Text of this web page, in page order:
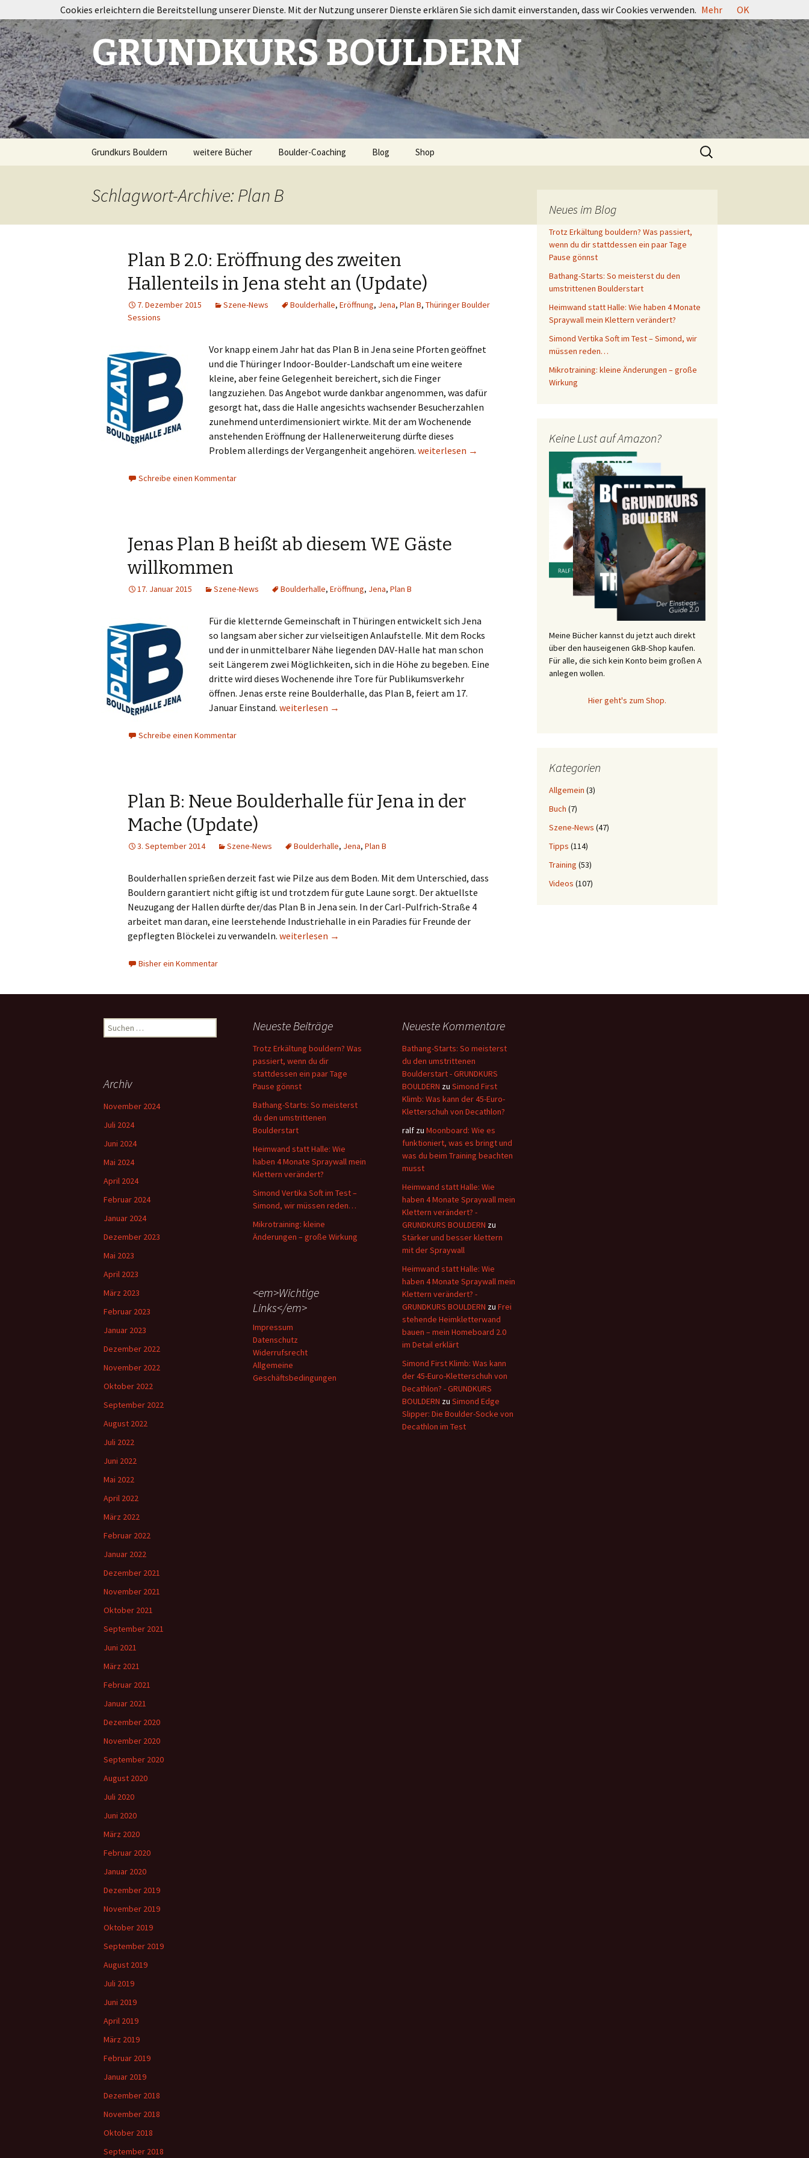
GRUNDKURS BOULDERN
Grundkurs Bouldern weitere Bücher Boulder-Coaching Blog Shop
Suchen
nach:
Schlagwort-Archive: Plan B
Plan B 2.0: Eröffnung des zweiten
Hallenteils in Jena steht an (Update)
7. Dezember 2015 Szene-News Boulderhalle, Eröffnung, Jena, Plan B, Thüringer Boulder
Sessions
Vor knapp einem Jahr hat das Plan B in Jena seine Pforten geöffnet
und die Thüringer Indoor-Boulder-Landschaft um eine weitere
kleine, aber feine Gelegenheit bereichert, sich die Finger
langzuziehen. Das Angebot wurde dankbar angenommen, was dafür
gesorgt hat, dass die Halle angesichts wachsender Besucherzahlen
zunehmend unterdimensioniert wirkte. Mit der am Wochenende
anstehenden Eröffnung der Hallenerweiterung dürfte dieses
Problem allerdings der Vergangenheit angehören. Plan B 2.0: Eröffnung des zweiten Hallenteils in Jena steht an (Update)
weiterlesen →
Schreibe einen Kommentar
Jenas Plan B heißt ab diesem WE Gäste
willkommen
17. Januar 2015 Szene-News Boulderhalle, Eröffnung, Jena, Plan B
Für die kletternde Gemeinschaft in Thüringen entwickelt sich Jena
so langsam aber sicher zur vielseitigen Anlaufstelle. Mit dem Rocks
und der in unmittelbarer Nähe liegenden DAV-Halle hat man schon
seit Längerem zwei Möglichkeiten, sich in die Höhe zu begeben. Eine
dritte wird dieses Wochenende ihre Tore für Publikumsverkehr
öffnen. Jenas erste reine Boulderhalle, das Plan B, feiert am 17.
Januar Einstand. Jenas Plan B heißt ab diesem WE Gäste willkommen
weiterlesen →
Schreibe einen Kommentar
Plan B: Neue Boulderhalle für Jena in der
Mache (Update)
3. September 2014 Szene-News Boulderhalle, Jena, Plan B
Boulderhallen sprießen derzeit fast wie Pilze aus dem Boden. Mit dem Unterschied, dass
Bouldern garantiert nicht giftig ist und trotzdem für gute Laune sorgt. Der aktuellste
Neuzugang der Hallen dürfte der/das Plan B in Jena sein. In der Carl-Pulfrich-Straße 4
arbeitet man daran, eine leerstehende Industriehalle in ein Paradies für Freunde der
gepflegten Blöckelei zu verwandeln. Plan B: Neue Boulderhalle für Jena in der Mache (Update)
weiterlesen →
Bisher ein Kommentar
Neues im Blog
Trotz Erkältung bouldern? Was passiert,
wenn du dir stattdessen ein paar Tage
Pause gönnst
Bathang-Starts: So meisterst du den
umstrittenen Boulderstart
Heimwand statt Halle: Wie haben 4 Monate
Spraywall mein Klettern verändert?
Simond Vertika Soft im Test – Simond, wir
müssen reden…
Mikrotraining: kleine Änderungen – große
Wirkung
Keine Lust auf Amazon?
Meine Bücher kannst du jetzt auch direkt
über den hauseigenen GkB-Shop kaufen.
Für alle, die sich kein Konto beim großen A
anlegen wollen.
Hier geht's zum Shop.
Kategorien
Allgemein (3)
Buch (7)
Szene-News (47)
Tipps (114)
Training (53)
Videos (107)
Suchen
nach:
Neueste Beiträge
Trotz Erkältung bouldern? Was
passiert, wenn du dir
stattdessen ein paar Tage
Pause gönnst
Bathang-Starts: So meisterst
du den umstrittenen
Boulderstart
Heimwand statt Halle: Wie
haben 4 Monate Spraywall mein
Klettern verändert?
Simond Vertika Soft im Test –
Simond, wir müssen reden…
Mikrotraining: kleine
Änderungen – große Wirkung
Neueste Kommentare
Bathang-Starts: So meisterst
du den umstrittenen
Boulderstart - GRUNDKURS
BOULDERN zu Simond First
Klimb: Was kann der 45-Euro-
Kletterschuh von Decathlon?
ralf zu Moonboard: Wie es
funktioniert, was es bringt und
was du beim Training beachten
musst
Heimwand statt Halle: Wie
haben 4 Monate Spraywall mein
Klettern verändert? -
GRUNDKURS BOULDERN zu
Stärker und besser klettern
mit der Spraywall
Heimwand statt Halle: Wie
haben 4 Monate Spraywall mein
Klettern verändert? -
GRUNDKURS BOULDERN zu Frei
stehende Heimkletterwand
bauen – mein Homeboard 2.0
im Detail erklärt
Simond First Klimb: Was kann
der 45-Euro-Kletterschuh von
Decathlon? - GRUNDKURS
BOULDERN zu Simond Edge
Slipper: Die Boulder-Socke von
Decathlon im Test
Archiv
November 2024
Juli 2024
Juni 2024
Mai 2024
April 2024
Februar 2024
Januar 2024
Dezember 2023
Mai 2023
April 2023
März 2023
Februar 2023
Januar 2023
Dezember 2022
November 2022
Oktober 2022
September 2022
August 2022
Juli 2022
Juni 2022
Mai 2022
April 2022
März 2022
Februar 2022
Januar 2022
Dezember 2021
November 2021
Oktober 2021
September 2021
Juni 2021
März 2021
Februar 2021
Januar 2021
Dezember 2020
November 2020
September 2020
August 2020
Juli 2020
Juni 2020
März 2020
Februar 2020
Januar 2020
Dezember 2019
November 2019
Oktober 2019
September 2019
August 2019
Juli 2019
Juni 2019
April 2019
März 2019
Februar 2019
Januar 2019
Dezember 2018
November 2018
Oktober 2018
September 2018
<em>Wichtige
Links</em>
Impressum
Datenschutz
Widerrufsrecht
Allgemeine
Geschäftsbedingungen
Cookies erleichtern die Bereitstellung unserer Dienste. Mit der Nutzung unserer Dienste erklären Sie sich damit einverstanden, dass wir Cookies verwenden. Mehr OK